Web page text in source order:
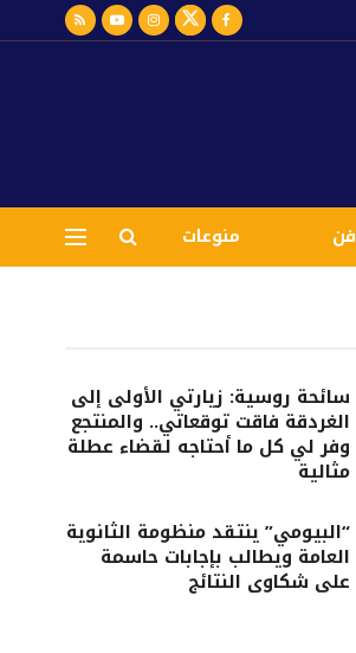
فن منوعات
سائحة روسية: زيارتي الأولى إلى
الغردقة فاقت توقعاتي.. والمنتجع
وفر لي كل ما أحتاجه لقضاء عطلة
مثالية
“البيومي” ينتقد منظومة الثانوية
العامة ويطالب بإجابات حاسمة
على شكاوى النتائج